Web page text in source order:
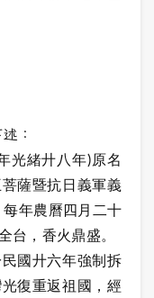
：
光緒廾八年)原名
薩暨抗日義軍義
年農曆四月二十
台，香火鼎盛。
國廾六年強制拆
復重返祖國，經